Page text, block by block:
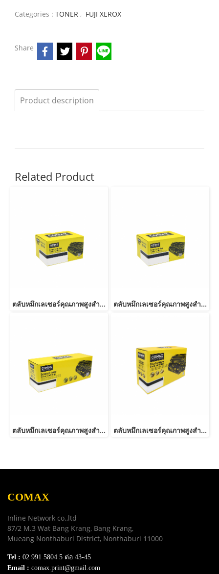
Categories : TONER , FUJI XEROX
Share
Product description
Related Product
ตลับหมึกเลเซอร์คุณภาพสูงสำหรับ Fuji Xerox รุ่น P255 (CT201918) Black ตลับหมึกเลเซอร์คุณภาพสูงสำหรับ Fuji Xerox รุ่น P355D (CT201937) Black
ตลับหมึกเลเซอร์คุณภาพสูงสำหรับ Fuji Xerox รุ่น P265dw (CT202329/202330) ตลับหมึกเลเซอร์คุณภาพสูงสำหรับ Fuji Xerox รุ่น 3428 Black
COMAX
Inline Network co.,ltd
87/2 M.3 Wat Bang Krang, Bang Krang,
Mueang Nonthaburi District, Nonthaburi 11000
Tel : 02 991 5804 5 ต่อ 43-45
Email : comax.print@gmail.com